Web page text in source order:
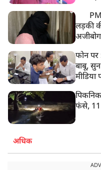
लड़की
फोन पर
बाबू,
मीडिया
फंसे, 11
अधिक